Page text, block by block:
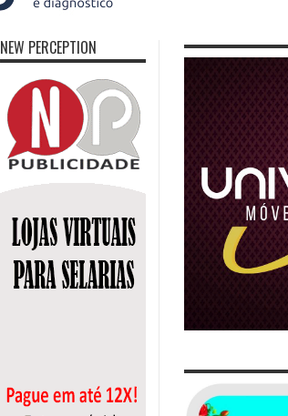
NEW PERCEPTION